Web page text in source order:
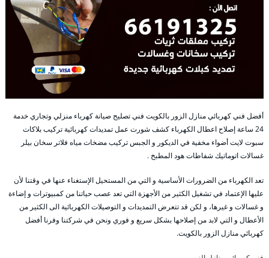
أفضل فني كهربائي منازل الزور بالكويت فني تصليح صيانة كهرباء منزلي وتجاري خدمة
24 ساعة إصلاح اعطال الكهرباء كشف شورت عمل تمديدات كهربائية تركيب بلاكات
سبوت لايت أضواء مخفية في الديكور و الجبس تركيب مضخات مياه فلاتر سخان بيلر
غسالات اتوماتيك شفاطات هود المطبخ .
تعد الكهرباء من الضرورات الأساسية و التي من المستحيل الإستغناء عنها في وقتنا لأن
عليها الإعتماد في تشغيل الكثير من الأجهزة التي تعد عصب حياتنا من كمبيوترات و إضاءة
و غسالات و غيرها، و لكن قد تتعرض التمديدات و التوصيلات الكهربائية الى الكثير من
الأعطال و التي لابد من إصلاحها بشكل سريع و فوري ونحن في شركتنا وفرنا أفضل
كهربائي منازل الزور بالكويت.